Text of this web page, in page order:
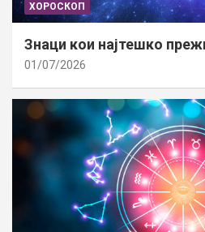
ХОРОСКОП
Знаци кои најтешко
01/07/2026